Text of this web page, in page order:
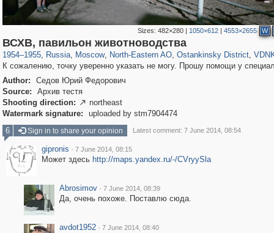
Sizes:482×280 | 1050×612 |4553×2655 W
ВСХВ, павильон животноводства
1954–1955, Russia
1,405,939 29,243
, Moscow
319,716 8,286
, North-Eastern AO
24,485 250
, Ostankinsky District
13,478
,
48
К сожалению, точку уверенно указать не могу. Прошу помощи у
Author:
Седов Юрий Федорович
Source:
Архив тестя
Shooting direction:  northeast
Watermark signature:
uploaded by stm7904474
6
Sign in to share your opinion Latest comment: 7 June 2014, 08:54
gipronis · 7 June 2014, 08:15
Может здесь http://maps.yandex.ru/-/CVryySla
Abrosimov · 7 June 2014, 08:39
Да, очень похоже. Поставлю сюда.
avdot1952 · 7 June 2014, 08:40